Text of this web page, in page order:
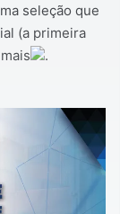
seleção que
(a primeira
.